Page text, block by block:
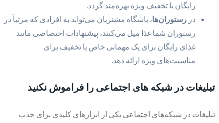
رایگان یا تخفیف ویژه بهره‌مند گردد.
در رستوران‌ها، باشگاه مشتریان می‌تواند به افرادی که مرتباً در
رستوران شما غذا میل می‌کنند، پیشنهادات اختصاصی مانند
غذای رایگان برای یک مهمانی خاص یا تخفیف برای
مناسبت‌های ویژه ارائه دهد.
تبلیغات در شبکه های اجتماعی را فراموش نکنید
تبلیغات در شبکه‌های اجتماعی یکی از ابزارهای کلیدی برای جذب